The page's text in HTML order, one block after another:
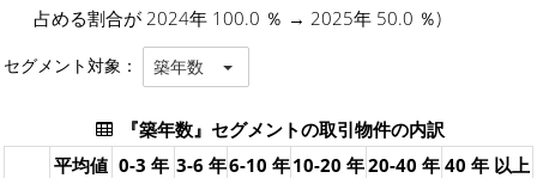
占める割合が 2024年 100.0 ％ → 2025年 50.0 ％)
セグメント対象： 築年数
『築年数』セグメントの取引物件の内訳
平均値 0-3 年 3-6 年6-10 年10-20 年20-40 年 40 年 以上